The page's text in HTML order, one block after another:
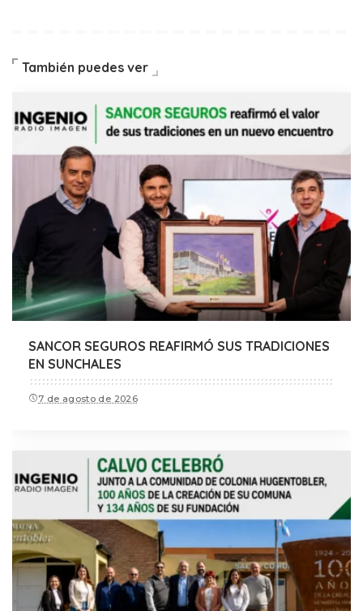
También puedes ver
SANCOR SEGUROS REAFIRMÓ SUS TRADICIONES
EN SUNCHALES
7 de agosto de 2026